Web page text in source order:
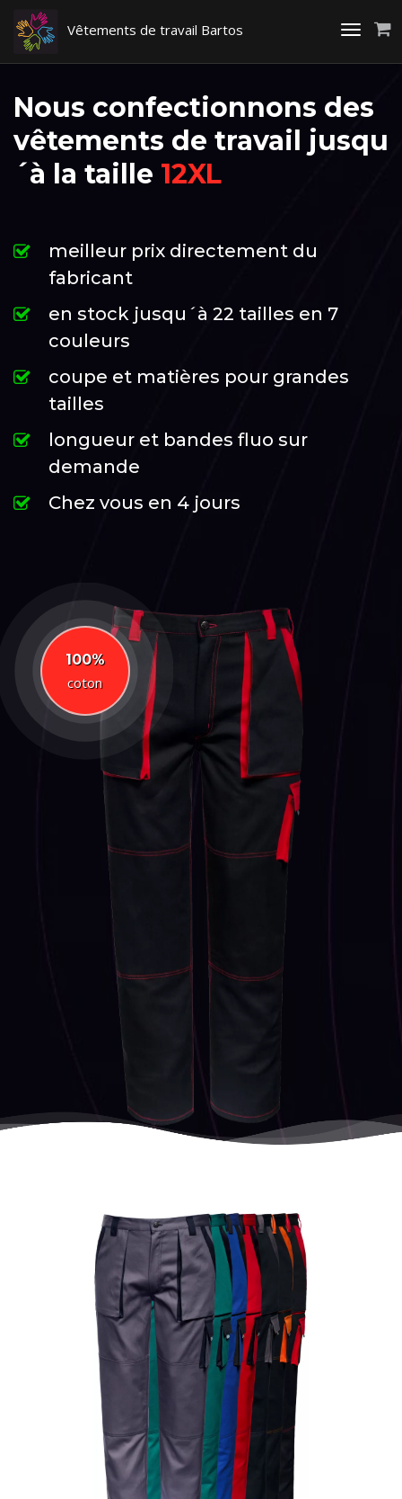
Toggle
Vêtements de travail Bartos
Nous confectionnons des
vêtements de travail jusqu
´à la taille 12XL
meilleur prix directement du
fabricant
en stock jusqu´à 22 tailles en 7
couleurs
coupe et matières pour grandes
tailles
longueur et bandes fluo sur
demande
Chez vous en 4 jours
100%
coton